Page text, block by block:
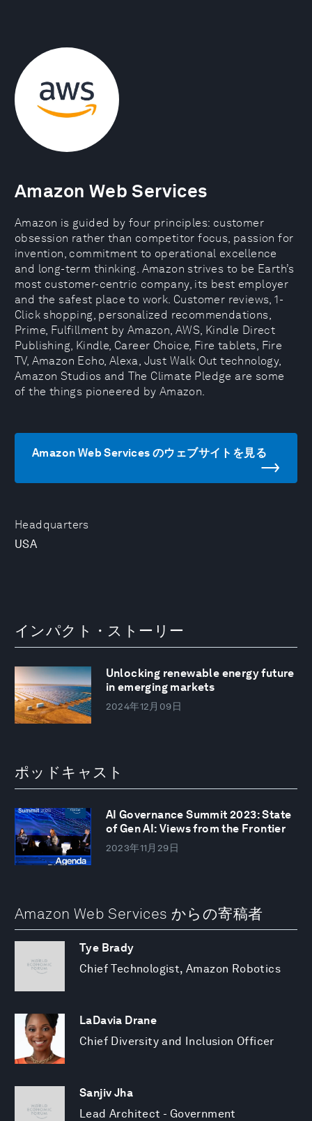
Headquarters
USA
Amazon Web Services
Amazon is guided by four principles: customer
obsession rather than competitor focus, passion for
invention, commitment to operational excellence
and long-term thinking. Amazon strives to be Earth’s
most customer-centric company, its best employer
and the safest place to work. Customer reviews, 1-
Click shopping, personalized recommendations,
Prime, Fulfillment by Amazon, AWS, Kindle Direct
Publishing, Kindle, Career Choice, Fire tablets, Fire
TV, Amazon Echo, Alexa, Just Walk Out technology,
Amazon Studios and The Climate Pledge are some
of the things pioneered by Amazon.
Amazon Web Services のウェブサイトを見る
インパクト・ストーリー
Unlocking renewable energy future
in emerging markets
2024年12月09日
ポッドキャスト
AI Governance Summit 2023: State
of Gen AI: Views from the Frontier
2023年11月29日
Amazon Web Services からの寄稿者
Tye Brady
Chief Technologist, Amazon Robotics
LaDavia Drane
Chief Diversity and Inclusion Officer
Sanjiv Jha
Lead Architect - Government